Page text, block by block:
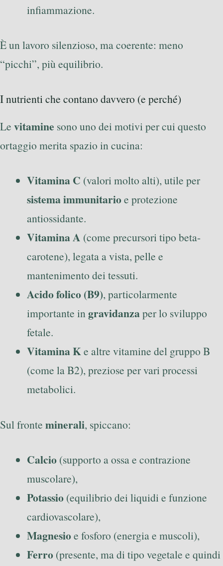
infiammazione.
È un lavoro silenzioso, ma coerente: meno
“picchi”, più equilibrio.
I nutrienti che contano davvero (e perché)
Le vitamine sono uno dei motivi per cui questo
ortaggio merita spazio in cucina:
Vitamina C (valori molto alti), utile per
sistema immunitarioe protezione
antiossidante.
Vitamina A (come precursori tipo beta-
carotene), legata a vista, pelle e
mantenimento dei tessuti.
Acido folico (B9), particolarmente
importante ingravidanzaper lo sviluppo
fetale.
Vitamina Ke altre vitamine del gruppo B
(come la B2), preziose per vari processi
metabolici.
Sul fronte minerali, spiccano:
Calcio (supporto a ossa e contrazione
muscolare),
Potassio (equilibrio dei liquidi e funzione
cardiovascolare),
Magnesioe fosforo (energia e muscoli),
Ferro (presente, ma di tipo vegetale e quindi